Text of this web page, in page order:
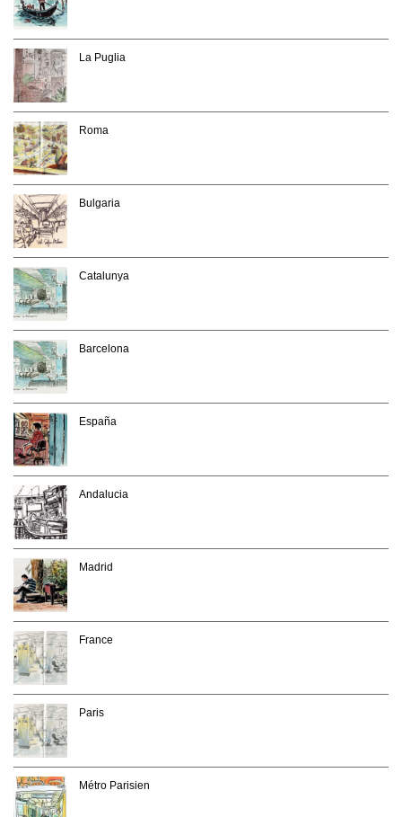
La Puglia
Roma
Bulgaria
Catalunya
Barcelona
España
Andalucia
Madrid
France
Paris
Métro Parisien